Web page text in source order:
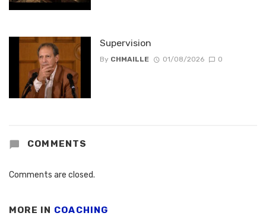
Supervision
By CHMAILLE 01/08/2026 0
COMMENTS
Comments are closed.
MORE IN COACHING